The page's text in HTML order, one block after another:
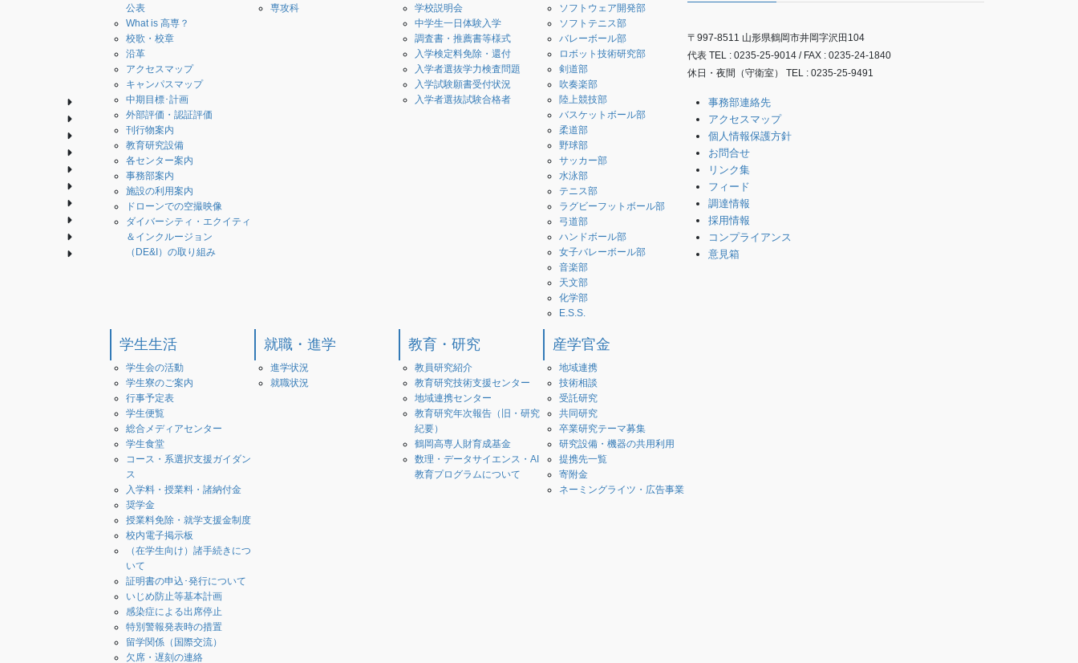
公表
What is 高専？
校歌・校章
沿革
アクセスマップ
キャンパスマップ
中期目標･計画
外部評価・認証評価
刊行物案内
教育研究設備
各センター案内
事務部案内
施設の利用案内
ドローンでの空撮映像
ダイバーシティ・エクイティ
＆インクルージョン
（DE&I）の取り組み
専攻科
学校説明会
中学生一日体験入学
調査書・推薦書等様式
入学検定料免除・還付
入学者選抜学力検査問題
入学試験願書受付状況
入学者選抜試験合格者
ソフトウェア開発部
ソフトテニス部
バレーボール部
ロボット技術研究部
剣道部
吹奏楽部
陸上競技部
バスケットボール部
柔道部
野球部
サッカー部
水泳部
テニス部
ラグビーフットボール部
弓道部
ハンドボール部
女子バレーボール部
音楽部
天文部
化学部
E.S.S.
学生生活
学生会の活動
学生寮のご案内
行事予定表
学生便覧
総合メディアセンター
学生食堂
コース・系選択支援ガイダン
ス
入学料・授業料・諸納付金
奨学金
授業料免除・就学支援金制度
校内電子掲示板
（在学生向け）諸手続きにつ
いて
証明書の申込･発行について
いじめ防止等基本計画
感染症による出席停止
特別警報発表時の措置
留学関係（国際交流）
欠席・遅刻の連絡
就職・進学
進学状況
就職状況
教育・研究
教員研究紹介
教育研究技術支援センター
地域連携センター
教育研究年次報告（旧・研究
紀要）
鶴岡高専人財育成基金
数理・データサイエンス・AI
教育プログラムについて
産学官金
地域連携
技術相談
受託研究
共同研究
卒業研究テーマ募集
研究設備・機器の共用利用
提携先一覧
寄附金
ネーミングライツ・広告事業
〒997-8511 山形県鶴岡市井岡字沢田104
代表 TEL : 0235-25-9014 / FAX : 0235-24-1840
休日・夜間（守衛室） TEL : 0235-25-9491
事務部連絡先
アクセスマップ
個人情報保護方針
お問合せ
リンク集
フィード
調達情報
採用情報
コンプライアンス
意見箱